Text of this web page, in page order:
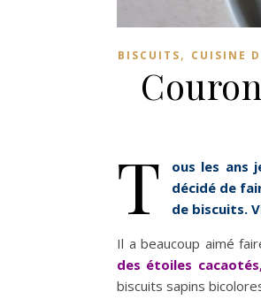
BISCUITS, CUISINE
T
ous les ans
décidé de
de biscuits.
Il a beaucoup aimé
des étoiles
biscuits sapins